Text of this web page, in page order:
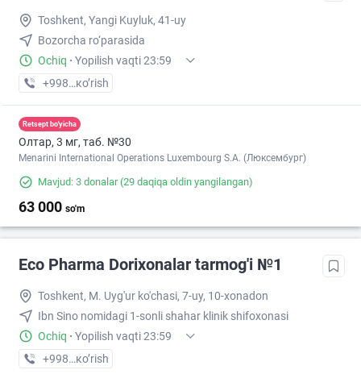
Toshkent, Yangi Kuyluk, 41-uy
Bozorcha ro‘parasida
Ochiq · Yopilish vaqti 23:59
+998 (97) XXX-XX-XX
кo’rish
Retsept bo'yicha
Олтар, 3 мг, таб. №30
Menarini International Operations Luxembourg S.A. (Люксембург)
Mavjud: 3 donalar(29 daqiqa oldin yangilangan)
63 000 so'm
Eco Pharma Dorixonalar tarmog'i №1
Toshkent, M. Uyg'ur ko'chasi, 7-uy, 10-xonadon
Ibn Sino nomidagi 1-sonli shahar klinik shifoxonasi
Ochiq · Yopilish vaqti 23:59
+998 (71) XXX-XX-XX
кo’rish